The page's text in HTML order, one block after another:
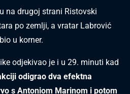
na drugoj strani Ristovski
po zemlji, a vratar Labrović
u korner.
odjekivao je i u 29. minuti kad
odigrao dva efektna
s Antoniom Marinom i potom